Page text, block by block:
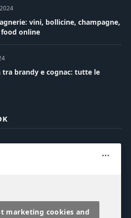
vini, bollicine, champagne,
online
tra brandy e cognac: tutte le
marketing cookies and